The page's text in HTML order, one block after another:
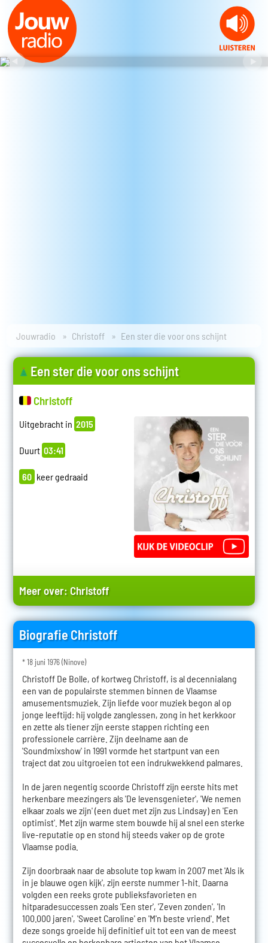
Jouwradio Christoff Een ster die voor ons schijnt
Een ster die voor ons schijnt
Christoff
Uitgebracht in 2015
Duurt 03:41
60 keer gedraaid
Meer over: Christoff
Biografie Christoff
* 18 juni 1976 (Ninove)
Christoff De Bolle, of kortweg Christoff, is al decennialang
een van de populairste stemmen binnen de Vlaamse
amusementsmuziek. Zijn liefde voor muziek begon al op
jonge leeftijd: hij volgde zanglessen, zong in het kerkkoor
en zette als tiener zijn eerste stappen richting een
professionele carrière. Zijn deelname aan de
'Soundmixshow' in 1991 vormde het startpunt van een
traject dat zou uitgroeien tot een indrukwekkend palmares.
In de jaren negentig scoorde Christoff zijn eerste hits met
herkenbare meezingers als 'De levensgenieter', 'We nemen
elkaar zoals we zijn' (een duet met zijn zus Lindsay) en 'Een
optimist'. Met zijn warme stem bouwde hij al snel een sterke
live-reputatie op en stond hij steeds vaker op de grote
Vlaamse podia.
Zijn doorbraak naar de absolute top kwam in 2007 met 'Als ik
in je blauwe ogen kijk', zijn eerste nummer 1-hit. Daarna
volgden een reeks grote publieksfavorieten en
hitparadesuccessen zoals 'Een ster', 'Zeven zonden', 'In
100.000 jaren', 'Sweet Caroline' en 'M'n beste vriend'. Met
deze songs groeide hij definitief uit tot een van de meest